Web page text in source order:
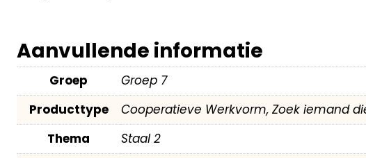
Aanvullende informatie
Groep
Groep 7
Producttype
Cooperatieve Werkvorm, Zoek iemand
Thema
Staal 2